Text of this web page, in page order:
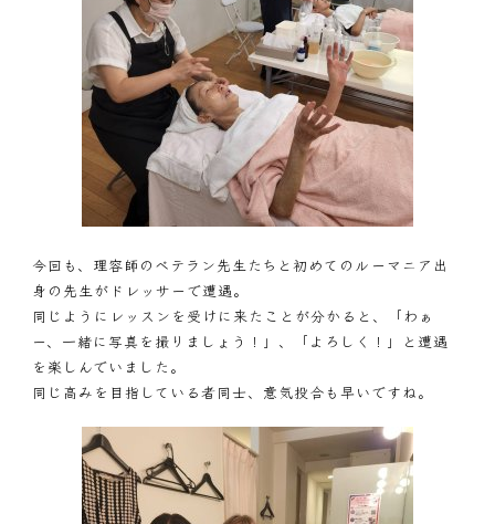
今回も、理容師のベテラン先生たちと初めてのルーマニア出
身の先生がドレッサーで遭遇。
同じようにレッスンを受けに来たことが分かると、「わぁ
ー、一緒に写真を撮りましょう！」、「よろしく！」と遭遇
を楽しんでいました。
同じ高みを目指している者同士、意気投合も早いですね。